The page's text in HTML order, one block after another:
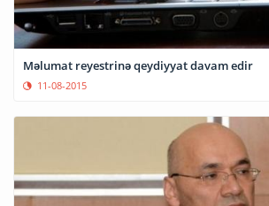
Məlumat reyestrinə qeydiyyat davam edir
11-08-2015